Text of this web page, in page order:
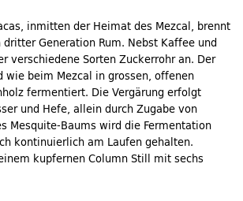
inmitten der Heimat des Mezcal, brennt
dritter Generation Rum. Nebst Kaffee und
verschiedene Sorten Zuckerrohr an. Der
wie beim Mezcal in grossen, offenen
fermentiert. Die Vergärung erfolgt
und Hefe, allein durch Zugabe von
Mesquite-Baums wird die Fermentation
kontinuierlich am Laufen gehalten.
kupfernen Column Still mit sechs